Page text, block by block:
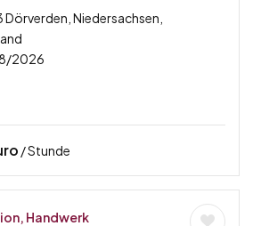
Dörverden, Niedersachsen,
2026
/ Stunde
Handwerk